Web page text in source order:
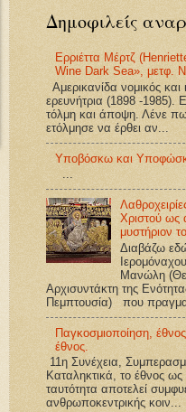
Δημοφιλείς
Ερριέττα Μέρτζ
Wine Dark Sea», μετφ.
Αμερικανίδα νομικός και
ερευνήτρια (1898 -1985).
τόλμη και άποψη. Λένε
ετόλμησε να έρθει αν...
Υποβόσκω και
...
Χριστού ως
μυστήριον
Διαβάζω
Μανώλη
Αρχισυντάκτη της
Πεμπτουσία) που
Παγκοσμιοποίηση,
έθνος.
11η Συνέχεια,
Καταληκτικά, το έθνος ως
ταυτότητα αποτελεί
ανθρωποκεντρικής κοιν...